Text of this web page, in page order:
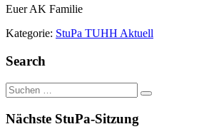
Euer AK Familie
Kategorie: StuPa TUHH Aktuell
Search
Suche
nach:
Nächste StuPa-Sitzung